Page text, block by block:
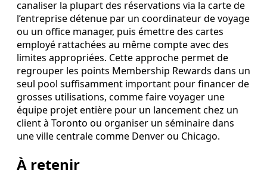
canaliser la plupart des réservations via la carte de
l’entreprise détenue par un coordinateur de voyage
ou un office manager, puis émettre des cartes
employé rattachées au même compte avec des
limites appropriées. Cette approche permet de
regrouper les points Membership Rewards dans un
seul pool suffisamment important pour financer de
grosses utilisations, comme faire voyager une
équipe projet entière pour un lancement chez un
client à Toronto ou organiser un séminaire dans
une ville centrale comme Denver ou Chicago.
À retenir